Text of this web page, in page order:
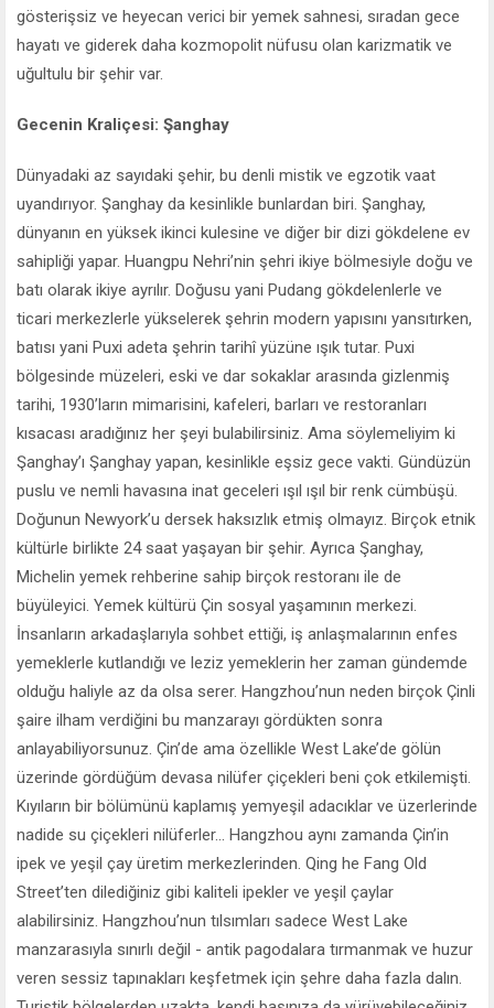
gösterişsiz ve heyecan verici bir yemek sahnesi, sıradan gece
hayatı ve giderek daha kozmopolit nüfusu olan karizmatik ve
uğultulu bir şehir var.
Gecenin Kraliçesi: Şanghay
Dünyadaki az sayıdaki şehir, bu denli mistik ve egzotik vaat
uyandırıyor. Şanghay da kesinlikle bunlardan biri. Şanghay,
dünyanın en yüksek ikinci kulesine ve diğer bir dizi gökdelene ev
sahipliği yapar. Huangpu Nehri’nin şehri ikiye bölmesiyle doğu ve
batı olarak ikiye ayrılır. Doğusu yani Pudang gökdelenlerle ve
ticari merkezlerle yükselerek şehrin modern yapısını yansıtırken,
batısı yani Puxi adeta şehrin tarihî yüzüne ışık tutar. Puxi
bölgesinde müzeleri, eski ve dar sokaklar arasında gizlenmiş
tarihi, 1930’ların mimarisini, kafeleri, barları ve restoranları
kısacası aradığınız her şeyi bulabilirsiniz. Ama söylemeliyim ki
Şanghay’ı Şanghay yapan, kesinlikle eşsiz gece vakti. Gündüzün
puslu ve nemli havasına inat geceleri ışıl ışıl bir renk cümbüşü.
Doğunun Newyork’u dersek haksızlık etmiş olmayız. Birçok etnik
kültürle birlikte 24 saat yaşayan bir şehir. Ayrıca Şanghay,
Michelin yemek rehberine sahip birçok restoranı ile de
büyüleyici. Yemek kültürü Çin sosyal yaşamının merkezi.
İnsanların arkadaşlarıyla sohbet ettiği, iş anlaşmalarının enfes
yemeklerle kutlandığı ve leziz yemeklerin her zaman gündemde
olduğu haliyle az da olsa serer. Hangzhou’nun neden birçok Çinli
şaire ilham verdiğini bu manzarayı gördükten sonra
anlayabiliyorsunuz. Çin’de ama özellikle West Lake’de gölün
üzerinde gördüğüm devasa nilüfer çiçekleri beni çok etkilemişti.
Kıyıların bir bölümünü kaplamış yemyeşil adacıklar ve üzerlerinde
nadide su çiçekleri nilüferler... Hangzhou aynı zamanda Çin’in
ipek ve yeşil çay üretim merkezlerinden. Qing he Fang Old
Street’ten dilediğiniz gibi kaliteli ipekler ve yeşil çaylar
alabilirsiniz. Hangzhou’nun tılsımları sadece West Lake
manzarasıyla sınırlı değil - antik pagodalara tırmanmak ve huzur
veren sessiz tapınakları keşfetmek için şehre daha fazla dalın.